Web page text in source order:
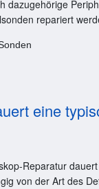
dazugehörige
repariert
eine
Reparatur
von der Art des